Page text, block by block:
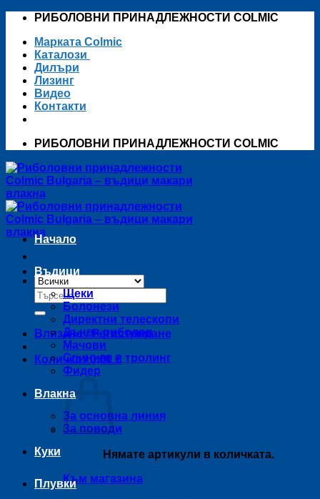
Skip
content
РИБОЛОВНИ ПРИНАДЛЕЖНОСТИ COLMIC
Марката Colmic
Каталози
Дилъри
Лизинг
Видео
Контакти
РИБОЛОВНИ ПРИНАДЛЕЖНОСТИ COLMIC
Търсене
за:
Влизане / Регистриране
Количка /0,00 €
Нямате артикули в количката.
Към магазина
Начало
Въдици
Щеки
Болонези
Директни телескопи
Дънен риболов
Мачови
Спининг и тролинг
Фидер
Влакна
За основна линия
За поводи
Куки
Плувки